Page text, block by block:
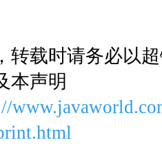
转载时请务必以
本声明